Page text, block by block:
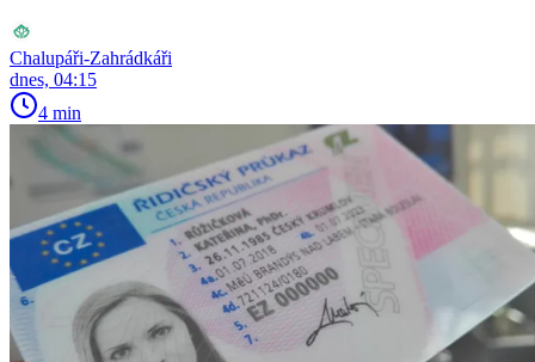
Chalupáři-Zahrádkáři
dnes, 04:15
4 min